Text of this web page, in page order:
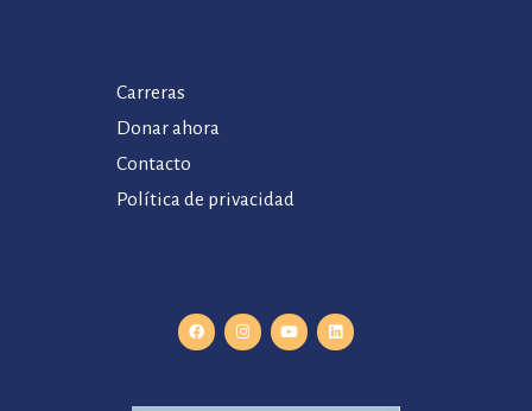
Carreras
Donar ahora
Contacto
Política de privacidad